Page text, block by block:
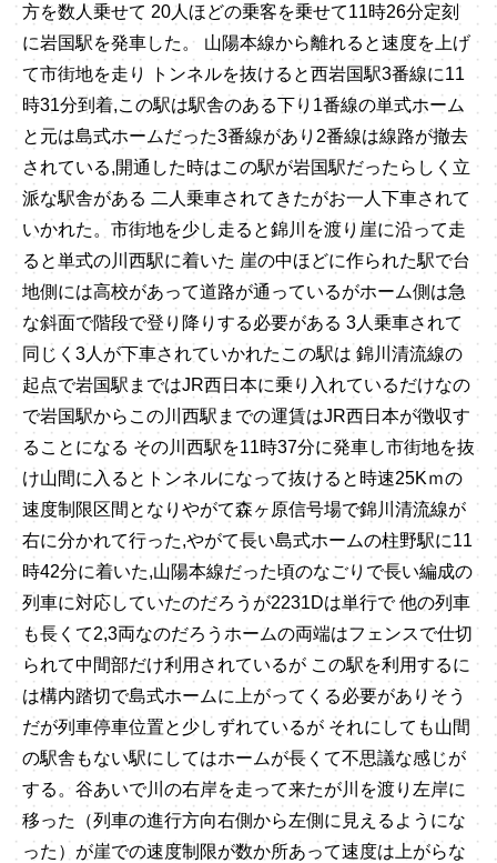
方を数人乗せて 20人ほどの乗客を乗せて11時26分定刻
に岩国駅を発車した。 山陽本線から離れると速度を上げ
て市街地を走り トンネルを抜けると西岩国駅3番線に11
時31分到着,この駅は駅舎のある下り1番線の単式ホーム
と元は島式ホームだった3番線があり2番線は線路が撤去
されている,開通した時はこの駅が岩国駅だったらしく立
派な駅舎がある 二人乗車されてきたがお一人下車されて
いかれた。市街地を少し走ると錦川を渡り崖に沿って走
ると単式の川西駅に着いた 崖の中ほどに作られた駅で台
地側には高校があって道路が通っているがホーム側は急
な斜面で階段で登り降りする必要がある 3人乗車されて
同じく3人が下車されていかれたこの駅は 錦川清流線の
起点で岩国駅まではJR西日本に乗り入れているだけなの
で岩国駅からこの川西駅までの運賃はJR西日本が徴収す
ることになる その川西駅を11時37分に発車し市街地を抜
け山間に入るとトンネルになって抜けると時速25Kｍの
速度制限区間となりやがて森ヶ原信号場で錦川清流線が
右に分かれて行った,やがて長い島式ホームの柱野駅に11
時42分に着いた,山陽本線だった頃のなごりで長い編成の
列車に対応していたのだろうが2231Dは単行で 他の列車
も長くて2,3両なのだろうホームの両端はフェンスで仕切
られて中間部だけ利用されているが この駅を利用するに
は構内踏切で島式ホームに上がってくる必要がありそう
だが列車停車位置と少しずれているが それにしても山間
の駅舎もない駅にしてはホームが長くて不思議な感じが
する。谷あいで川の右岸を走って来たが川を渡り左岸に
移った（列車の進行方向右側から左側に見えるようにな
った）が崖での速度制限が数か所あって速度は上がらな